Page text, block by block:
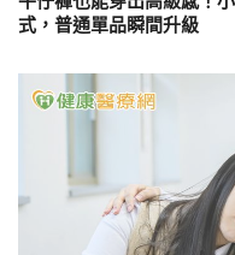
式，普通單品瞬間升級